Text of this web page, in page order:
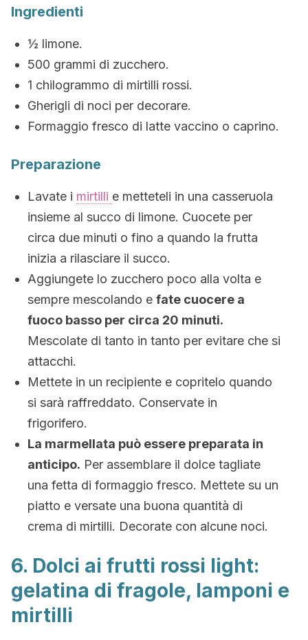
Ingredienti
½ limone.
500 grammi di zucchero.
1 chilogrammo di mirtilli rossi.
Gherigli di noci per decorare.
Formaggio fresco di latte vaccino o caprino.
Preparazione
Lavate i mirtilli e metteteli in una casseruola
insieme al succo di limone. Cuocete per
circa due minuti o fino a quando la frutta
inizia a rilasciare il succo.
Aggiungete lo zucchero poco alla volta e
sempre mescolando e fate cuocere a
fuoco basso per circa 20 minuti.
Mescolate di tanto in tanto per evitare che si
attacchi.
Mettete in un recipiente e copritelo quando
si sarà raffreddato. Conservate in
frigorifero.
La marmellata può essere preparata in
anticipo. Per assemblare il dolce tagliate
una fetta di formaggio fresco. Mettete su un
piatto e versate una buona quantità di
crema di mirtilli. Decorate con alcune noci.
6. Dolci ai frutti rossi light:
gelatina di fragole, lamponi e
mirtilli